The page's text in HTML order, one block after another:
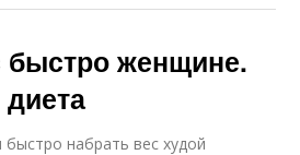
быстро женщине.
набрать вес худой